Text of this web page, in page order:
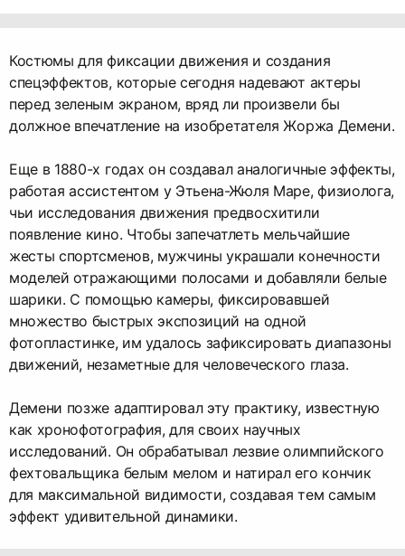
Костюмы для фиксации движения и создания
спецэффектов, которые сегодня надевают актеры
перед зеленым экраном, вряд ли произвели бы
должное впечатление на изобретателя Жоржа Демени.
Еще в 1880-х годах он создавал аналогичные эффекты,
работая ассистентом у Этьена-Жюля Маре, физиолога,
чьи исследования движения предвосхитили
появление кино. Чтобы запечатлеть мельчайшие
жесты спортсменов, мужчины украшали конечности
моделей отражающими полосами и добавляли белые
шарики. С помощью камеры, фиксировавшей
множество быстрых экспозиций на одной
фотопластинке, им удалось зафиксировать диапазоны
движений, незаметные для человеческого глаза.
Демени позже адаптировал эту практику, известную
как хронофотография, для своих научных
исследований. Он обрабатывал лезвие олимпийского
фехтовальщика белым мелом и натирал его кончик
для максимальной видимости, создавая тем самым
эффект удивительной динамики.